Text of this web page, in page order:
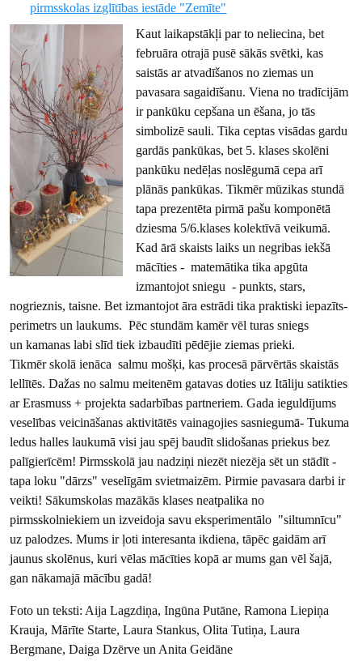
pirmsskolas izglītības iestāde "Zemīte"
Kaut laikapstākļi par to neliecina, bet
februāra otrajā pusē sākās svētki, kas
saistās ar atvadīšanos no ziemas un
pavasara sagaidīšanu. Viena no tradīcijām
ir pankūku cepšana un ēšana, jo tās
simbolizē sauli. Tika ceptas visādas gardu
gardās pankūkas, bet 5. klases skolēni
pankūku nedēļas noslēgumā cepa arī
plānās pankūkas. Tikmēr mūzikas stundā
tapa prezentēta pirmā pašu komponētā
dziesma 5/6.klases kolektīvā veikumā.
Kad ārā skaists laiks un negribas iekšā
mācīties - matemātika tika apgūta
izmantojot sniegu - punkts, stars,
nogrieznis, taisne. Bet izmantojot āra estrādi tika praktiski iepazīts-
perimetrs un laukums. Pēc stundām kamēr vēl turas sniegs
un kamanas labi slīd tiek izbaudīti pēdējie ziemas prieki.
Tikmēr skolā ienāca salmu mošķi, kas procesā pārvērtās skaistās
lellītēs. Dažas no salmu meitenēm gatavas doties uz Itāliju satikties
ar Erasmuss + projekta sadarbības partneriem. Gada ieguldījums
veselības veicināšanas aktivitātēs vainagojies sasniegumā- Tukuma
ledus halles laukumā visi jau spēj baudīt slidošanas priekus bez
palīgierīcēm! Pirmsskolā jau nadziņi niezēt niezēja sēt un stādīt -
tapa loku "dārzs" veselīgām svietmaizēm. Pirmie pavasara darbi ir
veikti! Sākumskolas mazākās klases neatpalika no
pirmsskolniekiem un izveidoja savu eksperimentālo "siltumnīcu"
uz palodzes. Mums ir ļoti interesanta ikdiena, tāpēc gaidām arī
jaunus skolēnus, kuri vēlas mācīties kopā ar mums gan vēl šajā,
gan nākamajā mācību gadā!
Foto un teksti: Aija Lagzdiņa, Ingūna Putāne, Ramona Liepiņa
Krauja, Mārīte Starte, Laura Stankus, Olita Tutiņa, Laura
Bergmane, Daiga Dzērve un Anita Geidāne